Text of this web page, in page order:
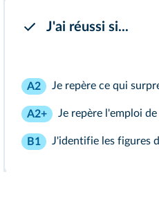
J'ai réussi si...
A2 Je repère ce qui
A2+ Je repère l'emploi
B1 J'identifie les figures